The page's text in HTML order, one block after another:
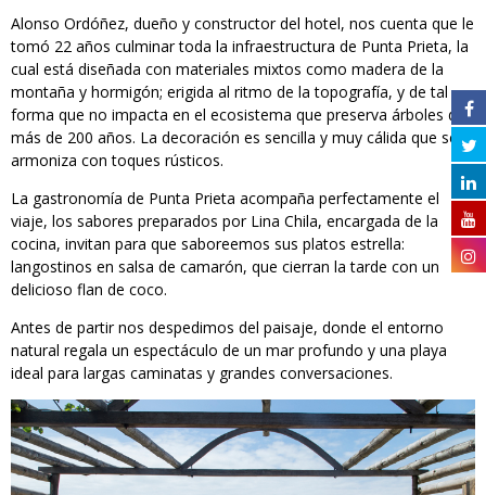
Alonso Ordóñez, dueño y constructor del hotel, nos cuenta que le
tomó 22 años culminar toda la infraestructura de Punta Prieta, la
cual está diseñada con materiales mixtos como madera de la
montaña y hormigón; erigida al ritmo de la topografía, y de tal
forma que no impacta en el ecosistema que preserva árboles de
más de 200 años. La decoración es sencilla y muy cálida que se
armoniza con toques rústicos.
La gastronomía de Punta Prieta acompaña perfectamente el
viaje, los sabores preparados por Lina Chila, encargada de la
cocina, invitan para que saboreemos sus platos estrella:
langostinos en salsa de camarón, que cierran la tarde con un
delicioso flan de coco.
Antes de partir nos despedimos del paisaje, donde el entorno
natural regala un espectáculo de un mar profundo y una playa
ideal para largas caminatas y grandes conversaciones.